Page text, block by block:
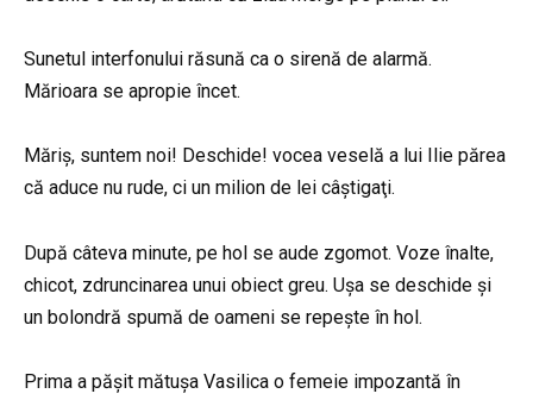
Sunetul interfonului răsună ca o sirenă de alarmă.
Mărioara se apropie încet.
Măriș, suntem noi! Deschide! vocea veselă a lui Ilie părea
că aduce nu rude, ci un milion de lei câștigaţi.
După câteva minute, pe hol se aude zgomot. Voze înalte,
chicot, zdruncinarea unui obiect greu. Ușa se deschide și
un bolondră spumă de oameni se repește în hol.
Prima a pășit mătușa Vasilica o femeie impozantă în